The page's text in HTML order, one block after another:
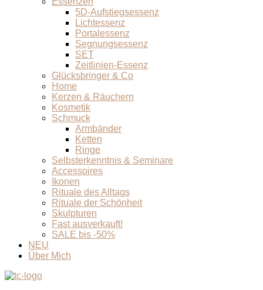
5D-Aufstiegsessenz
Lichtessenz
Portalessenz
Segnungsessenz
SET
Zeitlinien-Essenz
Glücksbringer & Co
Home
Kerzen & Räuchern
Kosmetik
Schmuck
Armbänder
Ketten
Ringe
Selbsterkenntnis & Seminare
Accessoires
Ikonen
Rituale des Alltags
Rituale der Schönheit
Skulpturen
Fast ausverkauft!
SALE bis -50%
NEU
Über Mich